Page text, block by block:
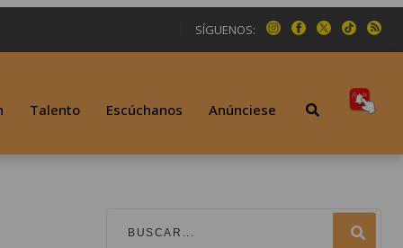
SÍGUENOS:
Talento Escúchanos Anúnciese